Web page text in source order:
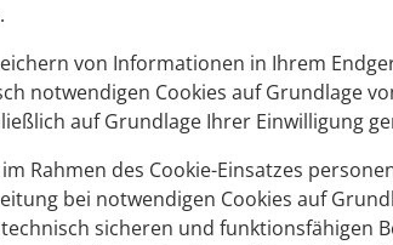
von Informationen in Ihrem
notwendigen Cookies auf Grundlage
auf Grundlage Ihrer Einwilligung
Rahmen des Cookie-Einsatzes
bei notwendigen Cookies auf
sicheren und funktionsfähigen